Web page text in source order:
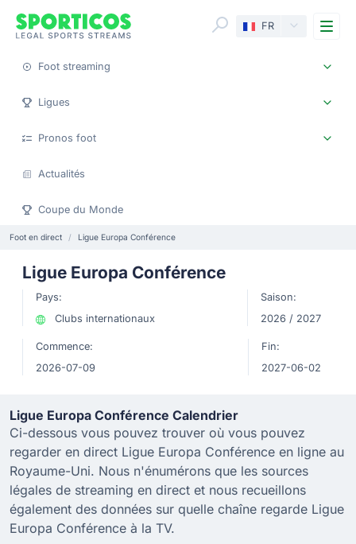
FR
Foot streaming
Ligues
Pronos foot
Actualités
Coupe du Monde
Foot en direct Ligue Europa Conférence
Ligue Europa Conférence
Pays:
Clubs internationaux
Saison:
2026 / 2027
Commence:
2026-07-09
Fin:
2027-06-02
Ligue Europa Conférence Calendrier
Ci-dessous vous pouvez trouver où vous pouvez
regarder en direct Ligue Europa Conférence en ligne au
Royaume-Uni. Nous n'énumérons que les sources
légales de streaming en direct et nous recueillons
également des données sur quelle chaîne regarde Ligue
Europa Conférence à la TV.